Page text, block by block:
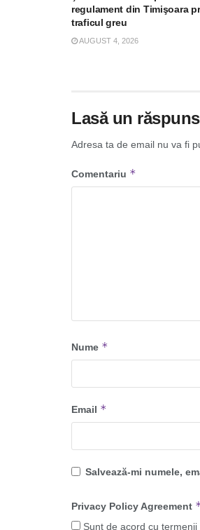
regulament din Timişoara
traficul greu
AUGUST 4, 2026
Lasă un răspuns
Adresa ta de email nu va fi
Comentariu *
Nume *
Email *
Salvează-mi numele,
Privacy Policy Agreement
Sunt de acord cu